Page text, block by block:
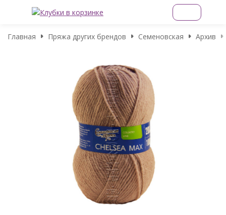
Главная Пряжа других брендов Семеновская Архив